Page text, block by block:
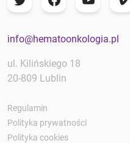
info@hematoonkologia.pl
ul. Kilińskiego 18
20-809 Lublin
Regulamin
Polityka prywatności
Polityka cookies